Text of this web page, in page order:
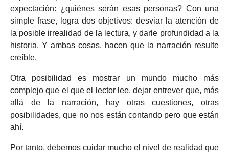
expectación: ¿quiénes serán esas personas? Con una
simple frase, logra dos objetivos: desviar la atención de
la posible irrealidad de la lectura, y darle profundidad a la
historia. Y ambas cosas, hacen que la narración resulte
creíble.
Otra posibilidad es mostrar un mundo mucho más
complejo que el que el lector lee, dejar entrever que, más
allá de la narración, hay otras cuestiones, otras
posibilidades, que no nos están contando pero que están
ahí.
Por tanto, debemos cuidar mucho el nivel de realidad que